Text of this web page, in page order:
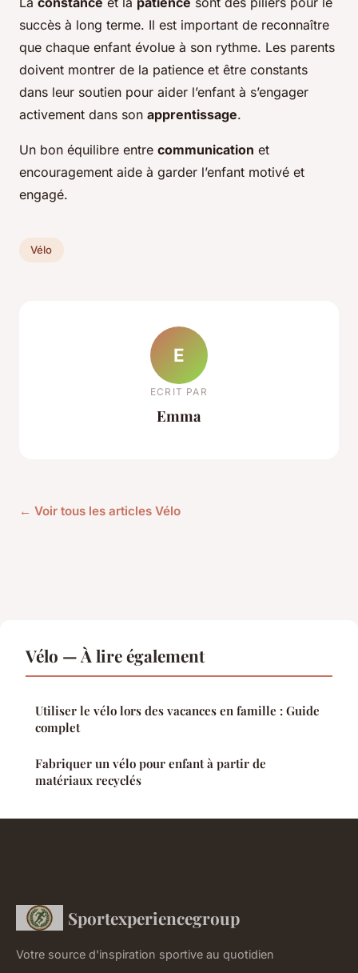
succès à long terme. Il est important de reconnaître
que chaque enfant évolue à son rythme. Les parents
doivent montrer de la patience et être constants
dans leur soutien pour aider l’enfant à s’engager
activement dans son apprentissage.
Un bon équilibre entre communication et
encouragement aide à garder l’enfant motivé et
engagé.
Vélo
E
ECRIT PAR
Emma
← Voir tous les articles Vélo
Vélo — À lire également
Utiliser le vélo lors des vacances en famille : Guide
complet
Fabriquer un vélo pour enfant à partir de
matériaux recyclés
Sportexperiencegroup
Votre source d'inspiration sportive au quotidien